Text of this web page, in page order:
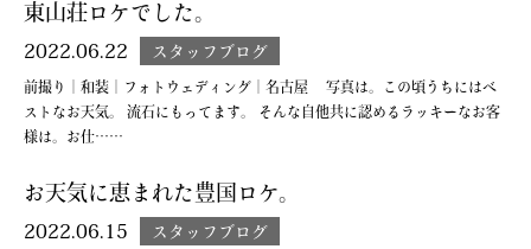
東山荘ロケでした。
2022.06.22 スタッフブログ
前撮り｜和装｜フォトウェディング｜名古屋 写真は。この頃うちにはベ
ストなお天気。 流石にもってます。 そんな自他共に認めるラッキーなお客
様は。お仕……
お天気に恵まれた豊国ロケ。
2022.06.15 スタッフブログ